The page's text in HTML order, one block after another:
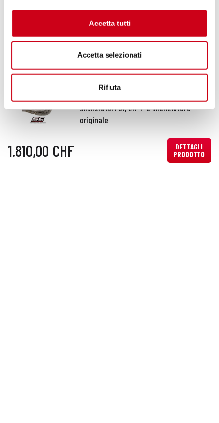
Accetta tutti
Accetta selezionati
Rifiuta
Codice:T18C-FS-FT-OEM
silenziatori S1, CR-T e silenziatore
originale
1.810,00 CHF
DETTAGLI
PRODOTTO